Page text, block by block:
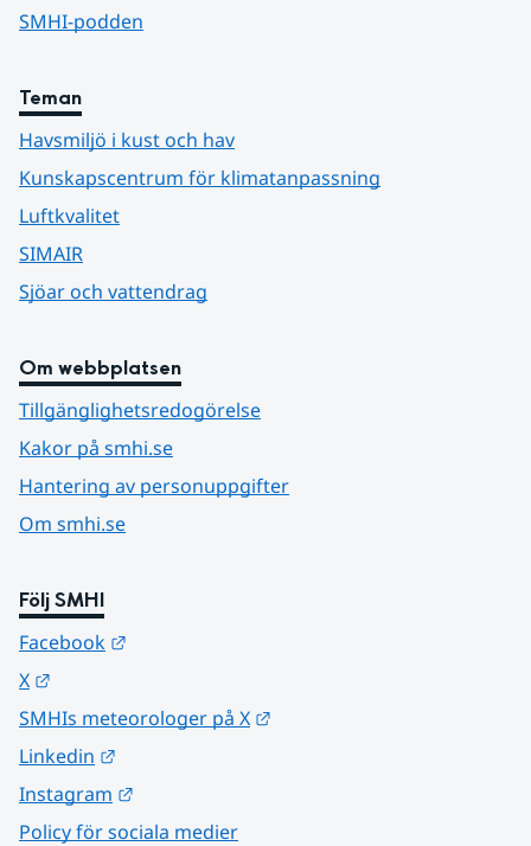
SMHI-podden
Teman
Havsmiljö i kust och hav
Kunskapscentrum för klimatanpassning
Luftkvalitet
SIMAIR
Sjöar och vattendrag
Om webbplatsen
Tillgänglighetsredogörelse
Kakor på smhi.se
Hantering av personuppgifter
Om smhi.se
Följ SMHI
Facebook
X
SMHIs meteorologer på X
Linkedin
Instagram
Policy för sociala medier